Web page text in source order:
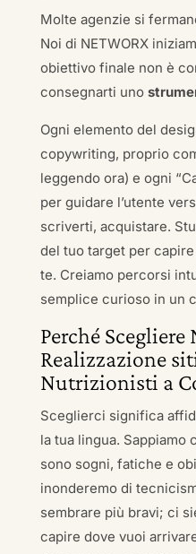
Molte agenzie si
Noi di NETWORX
obiettivo finale non è
consegnarti uno
Ogni elemento del
copywriting, proprio
leggendo ora) e ogni
per guidare l’utente
scriverti, acquistare.
del tuo target per
te. Creiamo percorsi
semplice curioso in un
Perché Scegliere
Realizzazione
Nutrizionisti a
Sceglierci significa
la tua lingua. Sappiamo
sono sogni, fatiche e
inonderemo di
sembrare più bravi; ci
capire dove vuoi